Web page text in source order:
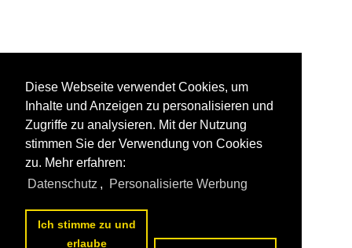
Diese Webseite verwendet Cookies, um
Inhalte und Anzeigen zu personalisieren und
Zugriffe zu analysieren. Mit der Nutzung
stimmen Sie der Verwendung von Cookies
zu. Mehr erfahren:
Datenschutz , Personalisierte Werbung
Ich stimme zu und
erlaube